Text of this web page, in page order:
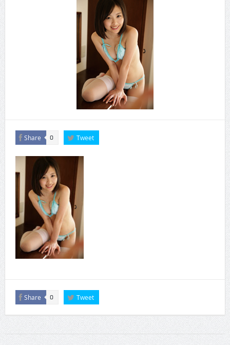
CINEMA×STYLE 287号
CINEMA×STYLE 285号
CINEMA×STYLE 294号
Share 0 Tweet
Share 0 Tweet